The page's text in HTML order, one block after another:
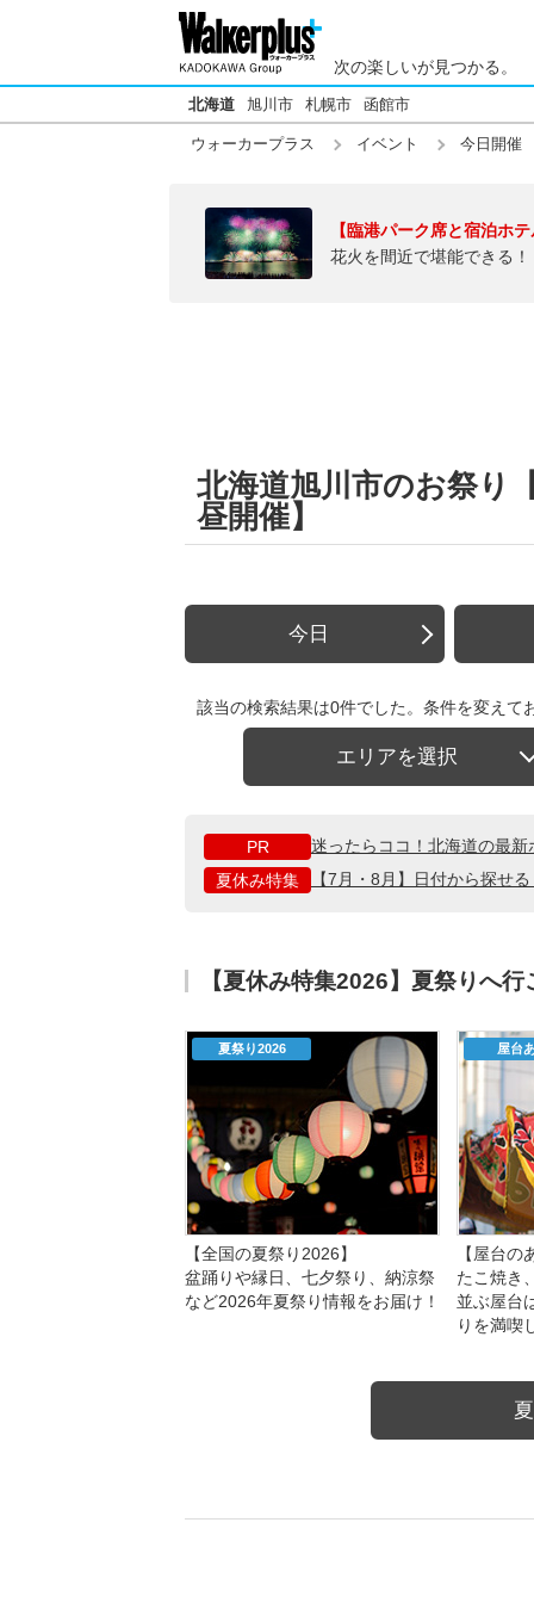
次の楽しいが見つかる。
北海道 旭川市 札幌市 函館市
ウォーカープラス イベント 今日開催
【臨港パーク席と宿泊ホ
花火を間近で堪能できる
北海道旭川市のお祭り
昼開催】
今日
該当の検索結果は0件でした。条件を変えて
エリアを選択
PR
迷ったらココ！北海道の最
夏休み特集
【7月・8月】日付から探せ
【夏休み特集2026】夏祭りへ
夏祭り2026
【全国の夏祭り2026】
盆踊りや縁日、七夕祭り、納涼祭
など2026年夏祭り情報をお届け！
屋台
【屋台
たこ焼き
並ぶ屋台
りを満喫